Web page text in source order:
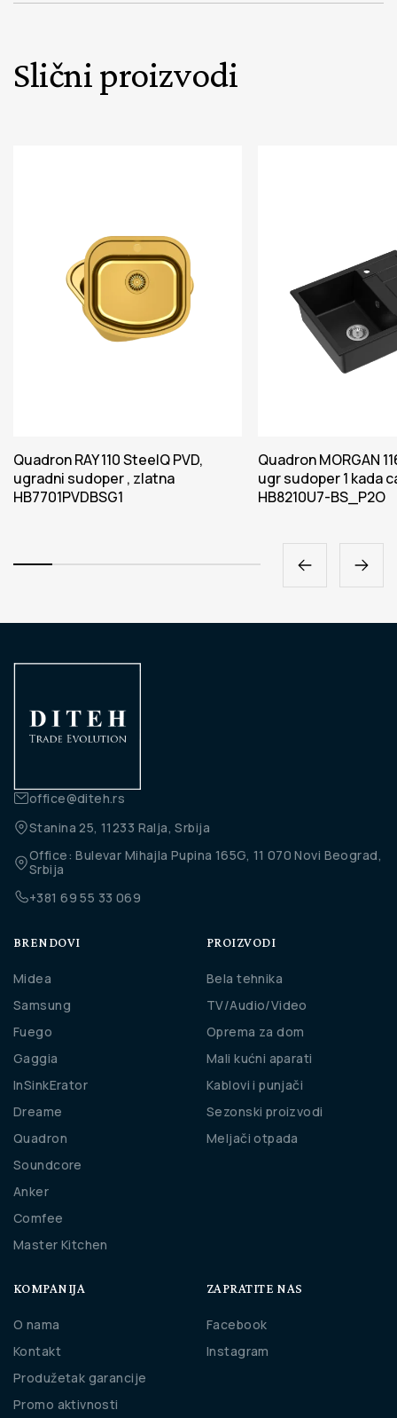
Slični proizvodi
Quadron RAY 110 SteelQ PVD,
ugradni sudoper , zlatna
HB7701PVDBSG1
Quadron MORGAN
ugr sudoper 1 kada
HB8210U7-BS_P2O
office@diteh.rs
Stanina 25, 11233 Ralja, Srbija
Office: Bulevar Mihajla Pupina 165G, 11 070 Novi Beograd,
Srbija
+381 69 55 33 069
BRENDOVI
Midea
Samsung
Fuego
Gaggia
InSinkErator
Dreame
Quadron
Soundcore
Anker
Comfee
Master Kitchen
PROIZVODI
Bela tehnika
TV/Audio/Video
Oprema za dom
Mali kućni aparati
Kablovi i punjači
Sezonski proizvodi
Meljači otpada
KOMPANIJA
O nama
Kontakt
Produžetak garancije
Promo aktivnosti
ZAPRATITE NAS
Facebook
Instagram